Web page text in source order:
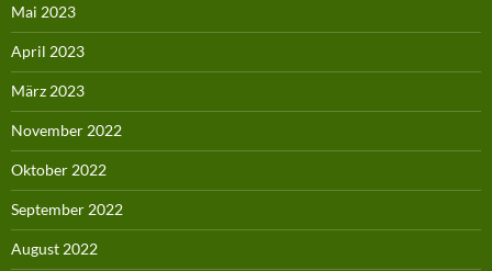
Mai 2023
April 2023
März 2023
November 2022
Oktober 2022
September 2022
August 2022